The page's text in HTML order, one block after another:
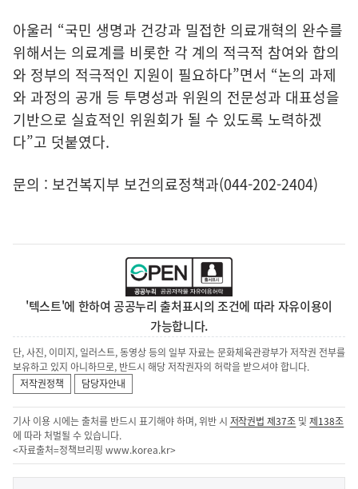
아울러 “국민 생명과 건강과 밀접한 의료개혁의 완수를
위해서는 의료계를 비롯한 각 계의 적극적 참여와 합의
와 정부의 적극적인 지원이 필요하다”면서 “논의 과제
와 과정의 공개 등 투명성과 위원의 전문성과 대표성을
기반으로 실효적인 위원회가 될 수 있도록 노력하겠
다”고 덧붙였다.
문의 : 보건복지부 보건의료정책과(044-202-2404)
'텍스트'에 한하여 공공누리 출처표시의 조건에 따라 자유이용이
가능합니다.
단, 사진, 이미지, 일러스트, 동영상 등의 일부 자료는 문화체육관광부가 저작권 전부를
보유하고 있지 아니하므로, 반드시 해당 저작권자의 허락을 받으셔야 합니다.
저작권정책
담당자안내
기사 이용 시에는 출처를 반드시 표기해야 하며, 위반 시 저작권법 제37조 및제138조
에 따라 처벌될 수 있습니다.
<자료출처=정책브리핑 www.korea.kr>